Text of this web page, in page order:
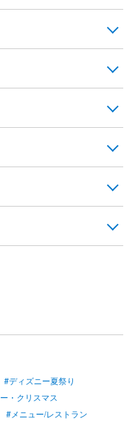
#ディズニー夏祭り
・クリスマス
#メニュー/レストラン